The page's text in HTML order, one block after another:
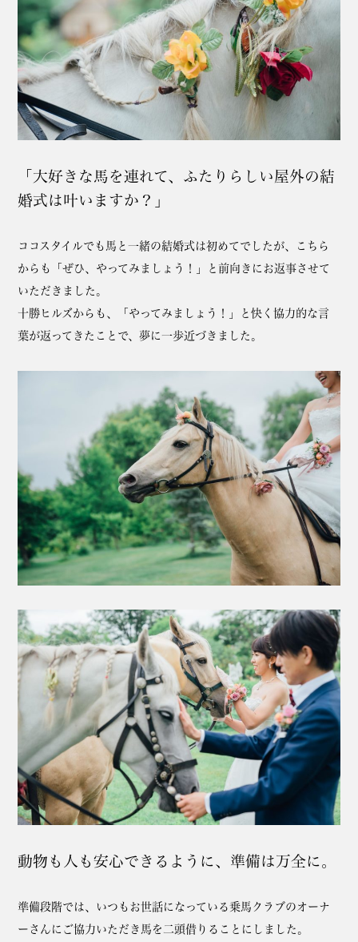
「大好きな馬を連れて、ふたりらしい屋外の結
婚式は叶いますか？」
ココスタイルでも馬と一緒の結婚式は初めてでしたが、こちら
からも「ぜひ、やってみましょう！」と前向きにお返事させて
いただきました。
十勝ヒルズからも、「やってみましょう！」と快く協力的な言
葉が返ってきたことで、夢に一歩近づきました。
動物も人も安心できるように、準備は万全に。
準備段階では、いつもお世話になっている乗馬クラブのオーナ
ーさんにご協力いただき馬を二頭借りることにしました。